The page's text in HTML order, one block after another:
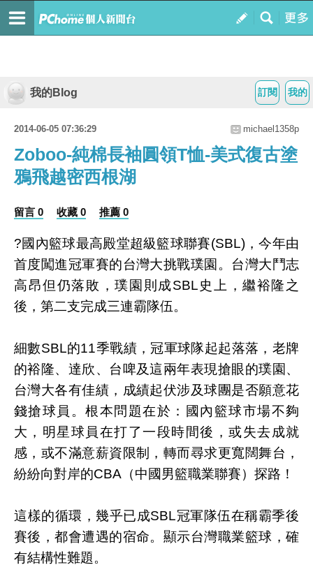
我的
訂閱
我的Blog
2014-06-05 07:36:29 michael1358p
Zoboo-純棉長袖圓領T恤-美式復古塗
鴉飛越密西根湖
留言 0 收藏 0 推薦 0
?國內籃球最高殿堂超級籃球聯賽(SBL)，今年由
首度闖進冠軍賽的台灣大挑戰璞園。台灣大鬥志
高昂但仍落敗，璞園則成SBL史上，繼裕隆之
後，第二支完成三連霸隊伍。
細數SBL的11季戰績，冠軍球隊起起落落，老牌
的裕隆、達欣、台啤及這兩年表現搶眼的璞園、
台灣大各有佳績，成績起伏涉及球團是否願意花
錢搶球員。根本問題在於：國內籃球市場不夠
大，明星球員在打了一段時間後，或失去成就
感，或不滿意薪資限制，轉而尋求更寬闊舞台，
紛紛向對岸的CBA（中國男籃職業聯賽）探路！
這樣的循環，幾乎已成SBL冠軍隊伍在稱霸季後
賽後，都會遭遇的宿命。顯示台灣職業籃球，確
有結構性難題。